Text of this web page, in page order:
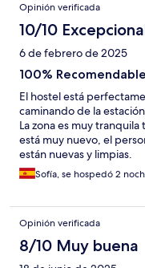
Opinión verificada
10/10
6 de febrero de 2025
100% Recomendable
El hostel está
caminando de la
La zona es muy
está muy nuevo, el
están nuevas y limpias.
Sofía, se hospedó 2
Opinión verificada
8/10 Muy buena